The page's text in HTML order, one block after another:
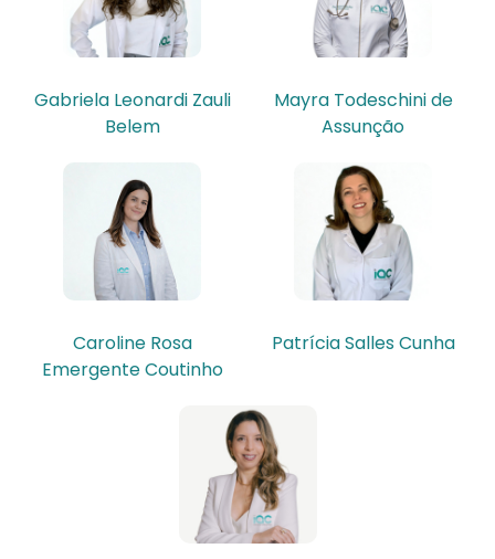
Gabriela Leonardi Zauli
Belem
Mayra Todeschini de
Assunção
Caroline Rosa
Emergente Coutinho
Patrícia Salles Cunha